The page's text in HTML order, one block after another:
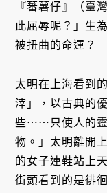
『蕃薯仔』（臺
此屈辱呢？」生
被扭曲的命運？
太明在上海看到
滓」，以古典的
些⋯⋯只使人的靈
物。」太明離開
的女子連鞋站上
街頭看到的是徘